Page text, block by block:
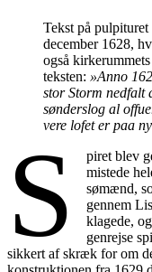
Tekst på
december 1628,
også
teksten: »Anno
stor Storm nedfalt
sønderslog al
vere lofet er paa
S
piret blev
mistede
sømænd,
gennem
klagede,
genrejse
sikkert af skræk for om